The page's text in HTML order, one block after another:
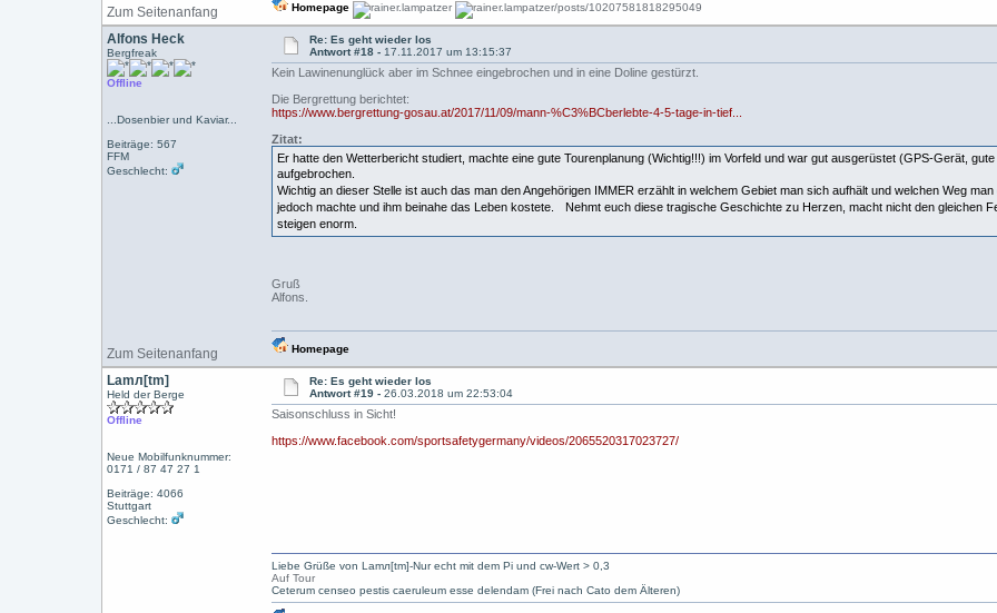
Zum Seitenanfang Homepage
Alfons Heck
Bergfreak
Offline
...Dosenbier und Kaviar...
Beiträge: 567
FFM
Geschlecht:
Re: Es geht wieder los
Antwort #18 - 17.11.2017 um 13:15:37
Kein Lawinenunglück aber im Schnee eingebrochen und in eine Doline gestürzt.
Die Bergrettung berichtet:
https://www.bergrettung-gosau.at/2017/11/09/mann-%C3%BCberlebte-4-5-tage-in-tief...
Zitat:
Er hatte den Wetterbericht studiert, machte eine gute Tourenplanung (Wichtig!!!) im Vorfeld und war gut ausgerüstet (GPS-Gerät,
aufgebrochen.
Wichtig an dieser Stelle ist auch das man den Angehörigen IMMER erzählt in welchem Gebiet man sich aufhält und welchen Weg
jedoch machte und ihm beinahe das Leben kostete. Nehmt euch diese tragische Geschichte zu Herzen, macht nicht den gleichen
steigen enorm.
Gruß
Alfons.
Zum Seitenanfang Homepage
Lamл[tm]
Held der Berge
Offline
Neue Mobilfunknummer:
0171 / 87 47 27 1
Beiträge: 4066
Stuttgart
Geschlecht:
Re: Es geht wieder los
Antwort #19 -26.03.2018 um 22:53:04
Saisonschluss in Sicht!
https://www.facebook.com/sportsafetygermany/videos/2065520317023727/
Liebe Grüße von Lamл[tm]-Nur echt mit dem Pi und cw-Wert > 0,3
Auf Tour
Ceterum censeo pestis caeruleum esse delendam (Frei nach Cato dem Älteren)